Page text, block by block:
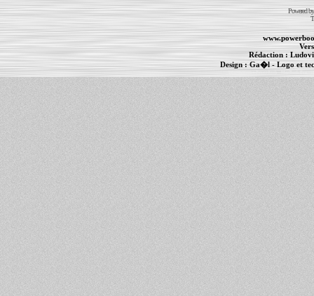
Powered
Rédaction :
Design : Ga�l- Logo et